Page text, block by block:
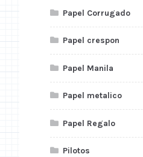
Papel Corrugado
Papel crespon
Papel Manila
Papel metalico
Papel Regalo
Pilotos